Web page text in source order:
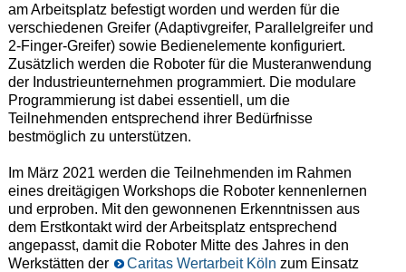
am Arbeitsplatz befestigt worden und werden für die
verschiedenen Greifer (Adaptivgreifer, Parallelgreifer und
2-Finger-Greifer) sowie Bedienelemente konfiguriert.
Zusätzlich werden die Roboter für die Musteranwendung
der Industrieunternehmen programmiert. Die modulare
Programmierung ist dabei essentiell, um die
Teilnehmenden entsprechend ihrer Bedürfnisse
bestmöglich zu unterstützen.
Im März 2021 werden die Teilnehmenden im Rahmen
eines dreitägigen Workshops die Roboter kennenlernen
und erproben. Mit den gewonnenen Erkenntnissen aus
dem Erstkontakt wird der Arbeitsplatz entsprechend
angepasst, damit die Roboter Mitte des Jahres in den
Werkstätten der
Caritas Wertarbeit Köln zum Einsatz